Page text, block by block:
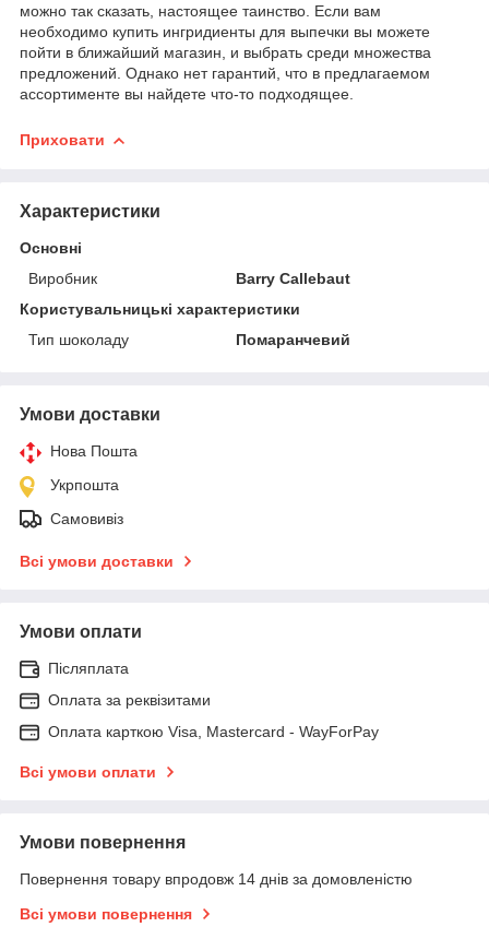
можно так сказать, настоящее таинство. Если вам
необходимо купить ингридиенты для выпечки вы можете
пойти в ближайший магазин, и выбрать среди множества
предложений. Однако нет гарантий, что в предлагаемом
ассортименте вы найдете что-то подходящее.
Приховати
Характеристики
Основні
Виробник
Barry Callebaut
Користувальницькі характеристики
Тип шоколаду
Помаранчевий
Умови доставки
Нова Пошта
Укрпошта
Самовивіз
Всі умови доставки
Умови оплати
Післяплата
Оплата за реквізитами
Оплата карткою Visa, Mastercard - WayForPay
Всі умови оплати
Умови повернення
Повернення товару впродовж 14 днів за домовленістю
Всі умови повернення